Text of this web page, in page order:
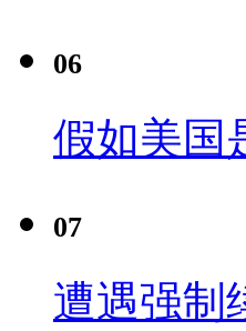
06
假如美国
07
遭遇强制